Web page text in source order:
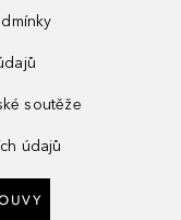
soutěže
údajů